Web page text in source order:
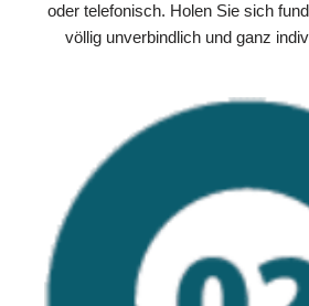
oder telefonisch. Holen Sie sich
völlig unverbindlich und ganz